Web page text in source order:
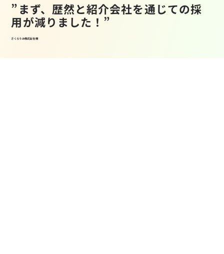
”まず、歴然と紹介会社を通じての採
用が減りました！”
さくらうみ株式会社 様